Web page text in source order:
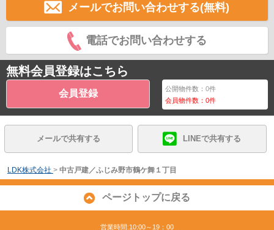
メールでお問い合わせする(無料)
電話でお問い合わせする
無料会員登録はこちら
会員登録 公開物件数：0件
会員物件数：0件
メールで共有する LINEで共有する
LDK株式会社 > 中古戸建／ふじみ野市鶴ケ舞１丁目
ページトップに戻る
営業時間:10:00～19：00